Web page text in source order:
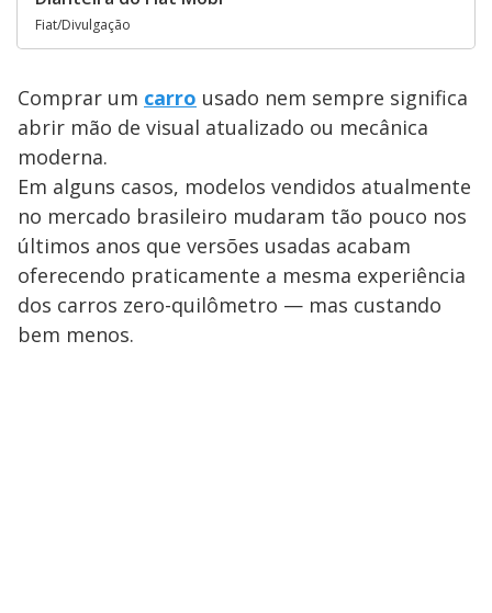
Fiat/Divulgação
Comprar um carro usado nem sempre significa
abrir mão de visual atualizado ou mecânica
moderna.
Em alguns casos, modelos vendidos atualmente
no mercado brasileiro mudaram tão pouco nos
últimos anos que versões usadas acabam
oferecendo praticamente a mesma experiência
dos carros zero-quilômetro — mas custando
bem menos.